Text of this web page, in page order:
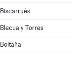
Biscarrués
Blecua y Torres
Boltaña